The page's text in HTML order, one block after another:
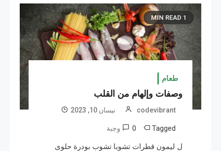
1 MIN READ
طعام
وصفات وإلهام من القلب
نیسان 10, 2023 codevibrant
0 Tagged وجبة
ل ليمون قطرات تشوبا تشوب بودرة حلوى